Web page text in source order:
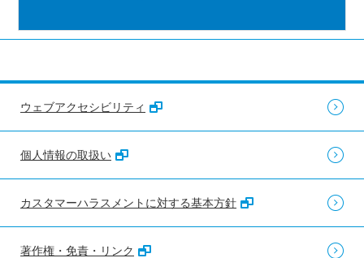
ウェブアクセシビリティ
個人情報の取扱い
カスタマーハラスメントに対する基本方針
著作権・免責・リンク